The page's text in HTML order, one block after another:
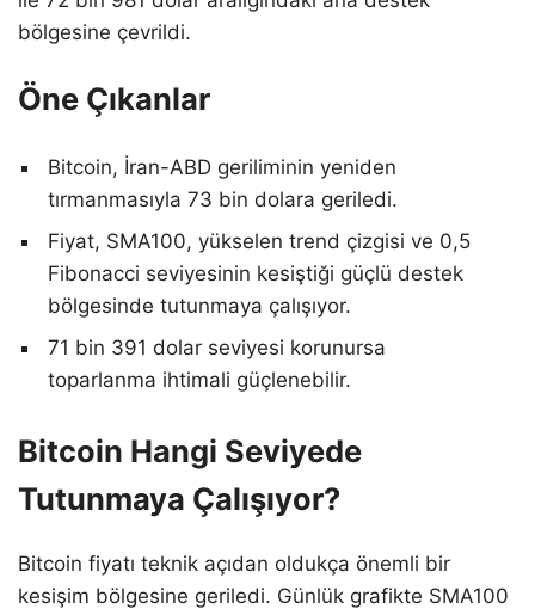
bölgesine çevrildi.
Öne Çıkanlar
Bitcoin, İran-ABD geriliminin yeniden
tırmanmasıyla 73 bin dolara geriledi.
Fiyat, SMA100, yükselen trend çizgisi ve 0,5
Fibonacci seviyesinin kesiştiği güçlü destek
bölgesinde tutunmaya çalışıyor.
71 bin 391 dolar seviyesi korunursa
toparlanma ihtimali güçlenebilir.
Bitcoin Hangi Seviyede
Tutunmaya Çalışıyor?
Bitcoin fiyatı teknik açıdan oldukça önemli bir
kesişim bölgesine geriledi. Günlük grafikte SMA100